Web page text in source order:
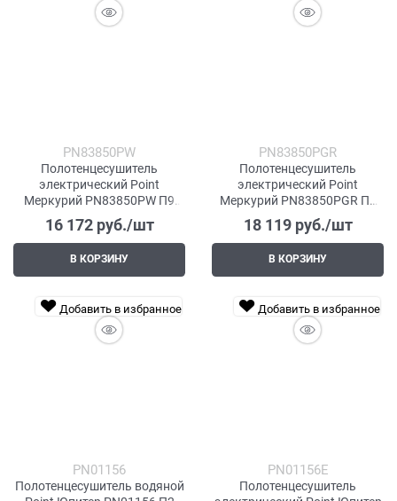
PN83850PW
Полотенцесушитель
электрический Point
Меркурий PN83850PW П9
500x1000 с полкой, диммер
справа, белый
16 172 руб./шт
В КОРЗИНУ
PN83850PGR
Полотенцесушитель
электрический Point
Меркурий PN83850PGR П9
500x1000 с полкой, диммер
справа, графит премиум
18 119 руб./шт
В КОРЗИНУ
Добавить в избранное
PN01156
Полотенцесушитель водяной
Добавить в избранное
PN01156E
Полотенцесушитель